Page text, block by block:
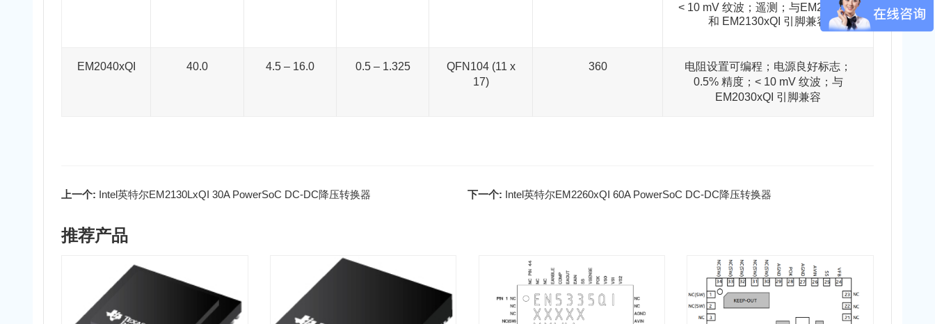
< 10 mV 纹波；遥测；与EM2120xQI
和 EM2130xQI 引脚兼容
EM2040xQI 40.0 4.5 – 16.0 0.5 – 1.325
QFN104 (11 x
17)
360
电阻设置可编程；电源良好标志；
0.5% 精度；< 10 mV 纹波；与
EM2030xQI 引脚兼容
上一个: Intel英特尔EM2130LxQI 30A PowerSoC DC-DC降压转换器 下一个: Intel英特尔EM2260xQI 60A PowerSoC DC-DC降压转换器
推荐产品